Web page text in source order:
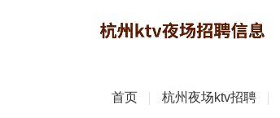
首页 杭州夜场ktv招聘